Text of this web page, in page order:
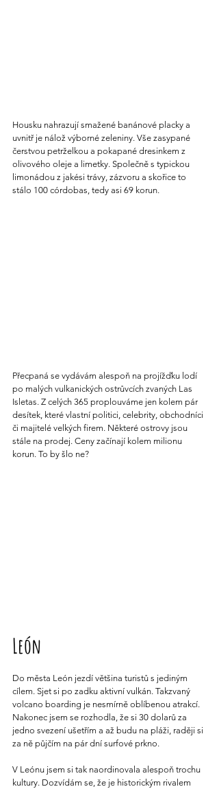
Housku nahrazují smažené banánové placky a
uvnitř je nálož výborné zeleniny. Vše zasypané
čerstvou petrželkou a pokapané dresinkem z
olivového oleje a limetky. Společně s typickou
limonádou z jakési trávy, zázvoru a skořice to
stálo 100 córdobas, tedy asi 69 korun.
Přecpaná se vydávám alespoň na projížďku lodí
po malých vulkanických ostrůvcích zvaných Las
Isletas. Z celých 365 proplouváme jen kolem pár
desítek, které vlastní politici, celebrity, obchodníci
či majitelé velkých firem. Některé ostrovy jsou
stále na prodej. Ceny začínají kolem milionu
korun. To by šlo ne?
León
Do města León jezdí většina turistů s jediným
cílem. Sjet si po zadku aktivní vulkán. Takzvaný
volcano boarding je nesmírně oblíbenou atrakcí.
Nakonec jsem se rozhodla, že si 30 dolarů za
jedno svezení ušetřím a až budu na pláži, raději si
za ně půjčím na pár dní surfové prkno.
V Leónu jsem si tak naordinovala alespoň trochu
kultury. Dozvídám se, že je historickým rivalem